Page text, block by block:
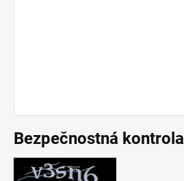
Bezpečnostná kontrola